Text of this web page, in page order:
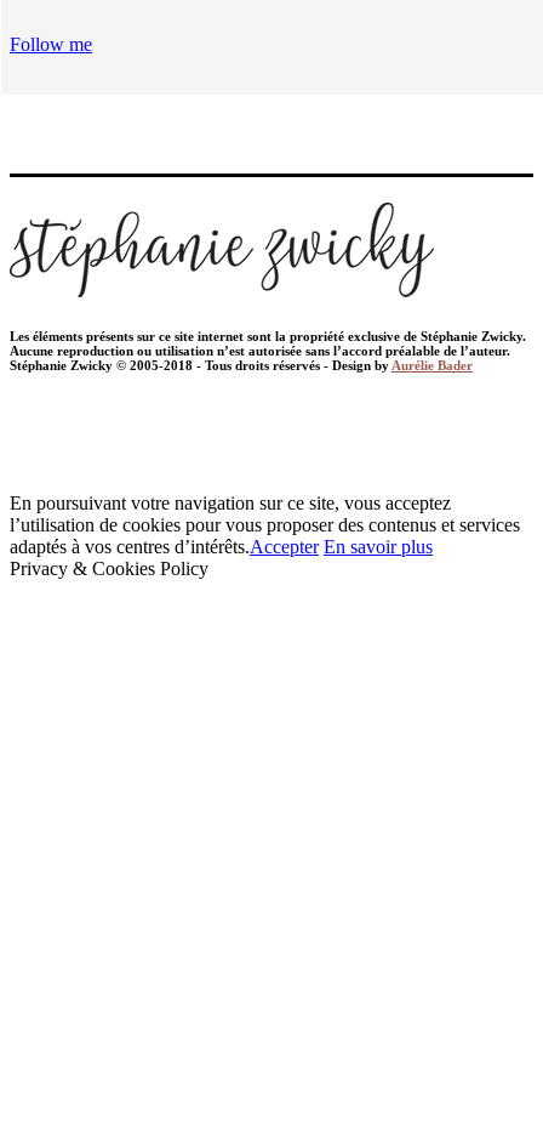
Follow me
Les éléments présents sur ce site internet sont la propriété exclusive de Stéphanie Zwicky.
Aucune reproduction ou utilisation n’est autorisée sans l’accord préalable de l’auteur.
Stéphanie Zwicky © 2005-2018 - Tous droits réservés - Design by Aurélie Bader
En poursuivant votre navigation sur ce site, vous acceptez
l’utilisation de cookies pour vous proposer des contenus et services
adaptés à vos centres d’intérêts.Accepter En savoir plus
Privacy & Cookies Policy